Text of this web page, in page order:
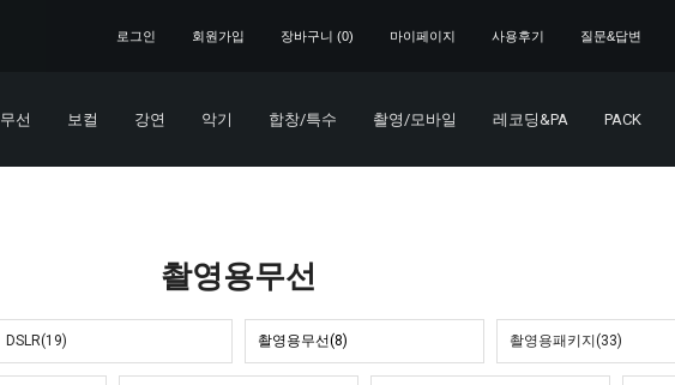
로그인 회원가입 장바구니 (0) 마이페이지 사용후기 질문&답변
무선 보컬 강연 악기 합창/특수 촬영/모바일 레코딩&PA PACK
촬영용무선
DSLR(19) 촬영용무선(8) 촬영용패키지(33)